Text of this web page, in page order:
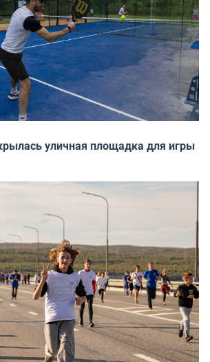
уличная площадка для игры